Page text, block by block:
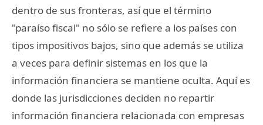
dentro de sus fronteras, así que el término
"paraíso fiscal" no sólo se refiere a los países con
tipos impositivos bajos, sino que además se utiliza
a veces para definir sistemas en los que la
información financiera se mantiene oculta. Aquí es
donde las jurisdicciones deciden no repartir
información financiera relacionada con empresas